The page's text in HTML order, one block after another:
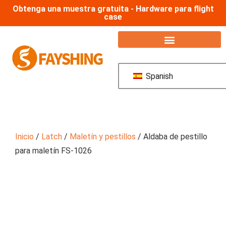
Obtenga una muestra gratuita - Hardware para flight
case
Spanish
Inicio / Latch / Maletín y pestillos / Aldaba de pestillo
para maletín FS-1026